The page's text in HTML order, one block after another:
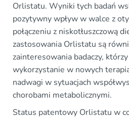
Orlistatu. Wyniki tych badań
pozytywny wpływ w walce z
połączeniu z niskotłuszczową
zastosowania Orlistatu są
zainteresowania badaczy,
wykorzystanie w nowych
nadwagi w sytuacjach
chorobami metabolicznymi.
Status patentowy Orlistatu w